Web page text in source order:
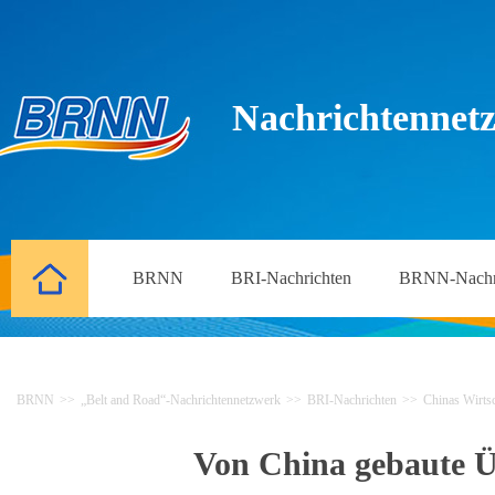
BRNN BRI-Nachrichten BRNN-
BRNN >> „Belt and Road“-Nachrichtennetzwerk >> BRI-Nachrichten >> Chinas
Von China gebaute